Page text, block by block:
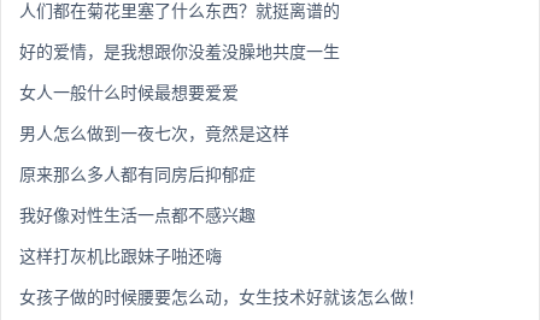
人们都在菊花里塞了什么东西？就挺离谱的
好的爱情，是我想跟你没羞没臊地共度一生
女人一般什么时候最想要爱爱
男人怎么做到一夜七次，竟然是这样
原来那么多人都有同房后抑郁症
我好像对性生活一点都不感兴趣
这样打灰机比跟妹子啪还嗨
女孩子做的时候腰要怎么动，女生技术好就该怎么做！